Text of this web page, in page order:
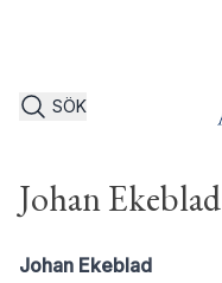
SÖK
Johan Ekeblad
Johan Ekeblad